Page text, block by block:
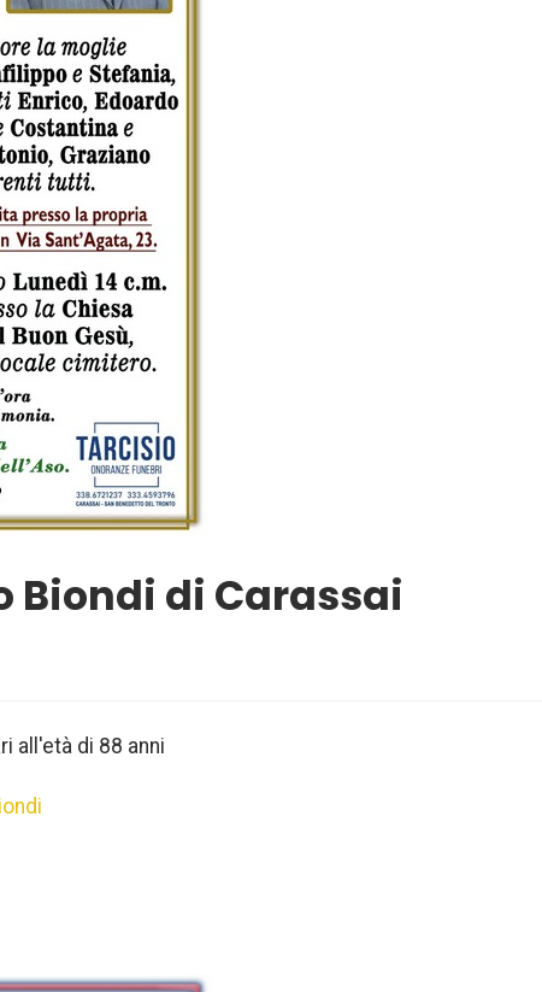
Biondi di Carassai
all'età di 88 anni